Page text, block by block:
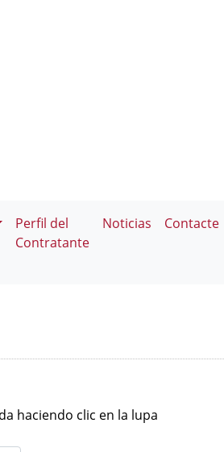
Perfil del
Contratante
Noticias Contacte
haciendo clic en la lupa